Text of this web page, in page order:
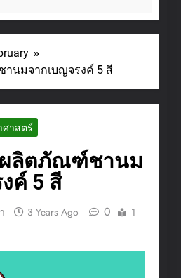
นมจากเบญจรงค์ 5 สี
ศาสตร์
ลิตภัณฑ์ชานม
ค์ 5 สี
3 Years Ago 0
1